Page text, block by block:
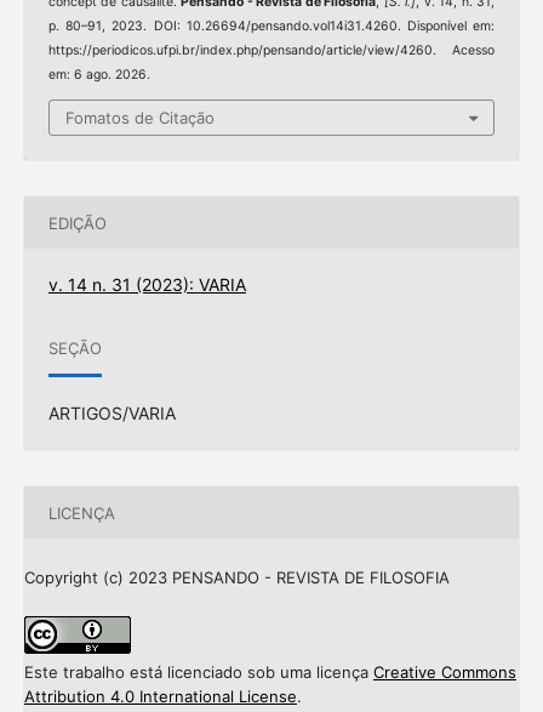
p. 80–91, 2023. DOI: 10.26694/pensando.vol14i31.4260. Disponível em:
https://periodicos.ufpi.br/index.php/pensando/article/view/4260. Acesso
em: 6 ago. 2026.
Fomatos de Citação
EDIÇÃO
v. 14 n. 31 (2023): VARIA
SEÇÃO
ARTIGOS/VARIA
LICENÇA
Copyright (c) 2023 PENSANDO - REVISTA DE FILOSOFIA
Este trabalho está licenciado sob uma licença Creative Commons
Attribution 4.0 International License.